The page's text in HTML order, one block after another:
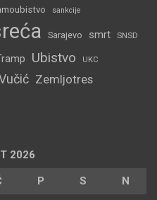
sankcije
Sarajevo smrt SNSD
Ubistvo UKC
Zemljotres
2026
P S N